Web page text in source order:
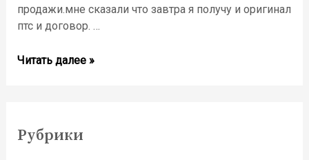
продажи.мне сказали что завтра я получу и оригинал
птс и договор. …
Читать далее »
Рубрики